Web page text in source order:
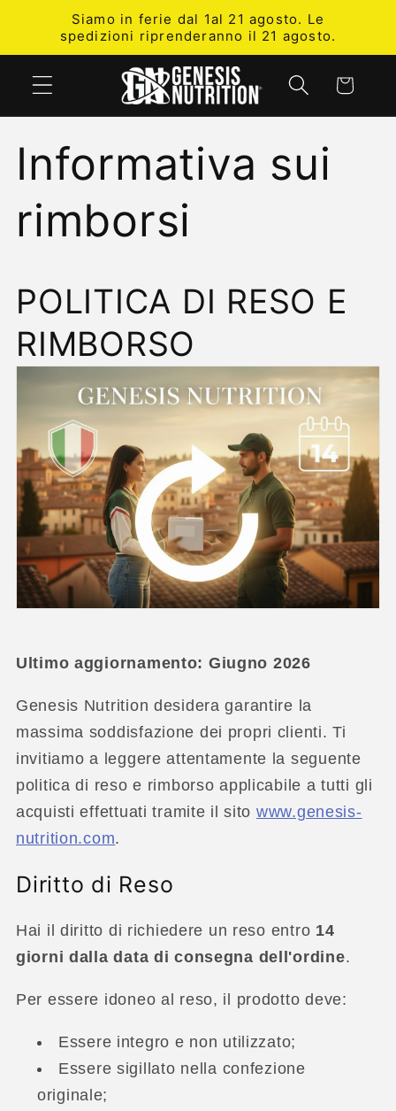
direttamente
ai contenuti
Siamo in ferie dal 1al 21 agosto. Le
spedizioni riprenderanno il 21 agosto.
Carrello
Informativa sui
rimborsi
POLITICA DI RESO E
RIMBORSO
Ultimo aggiornamento: Giugno 2026
Genesis Nutrition desidera garantire la
massima soddisfazione dei propri clienti. Ti
invitiamo a leggere attentamente la seguente
politica di reso e rimborso applicabile a tutti gli
acquisti effettuati tramite il sito www.genesis-
nutrition.com.
Diritto di Reso
Hai il diritto di richiedere un reso entro 14
giorni dalla data di consegna dell'ordine.
Per essere idoneo al reso, il prodotto deve:
Essere integro e non utilizzato;
Essere sigillato nella confezione
originale;